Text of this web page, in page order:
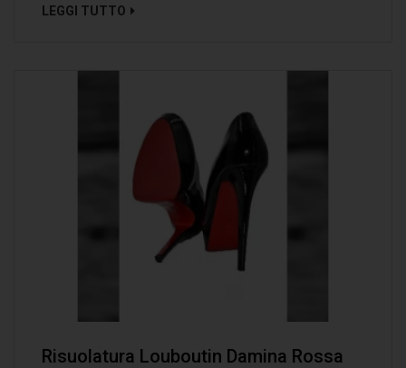
LEGGI TUTTO
Risuolatura Louboutin Damina Rossa